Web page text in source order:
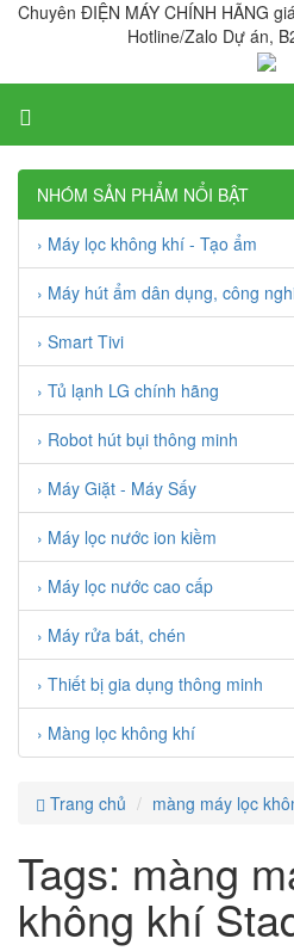
Chuyên ĐIỆN MÁY CHÍNH HÃNG
Hotline/Zalo Dự án,
NHÓM SẢN PHẨM NỔI BẬT
› Máy lọc không khí - Tạo ẩm
› Máy hút ẩm dân dụng, công
› Smart Tivi
› Tủ lạnh LG chính hãng
› Robot hút bụi thông minh
› Máy Giặt - Máy Sấy
› Máy lọc nước ion kiềm
› Máy lọc nước cao cấp
› Máy rửa bát, chén
› Thiết bị gia dụng thông minh
› Màng lọc không khí
Trang chủ màng máy lọc
Tags: màng
không khí